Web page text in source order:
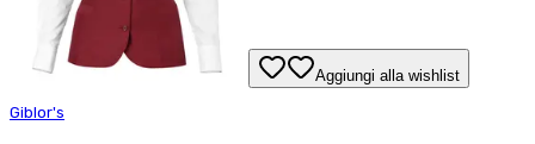
Aggiungi alla wishlist
Giblor's